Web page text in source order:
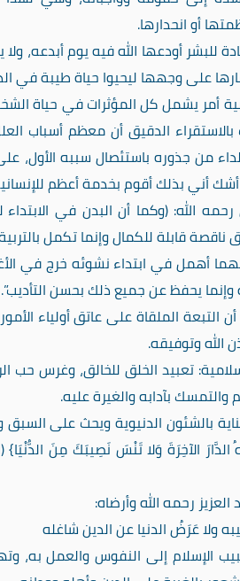
أو انحدارها.
أودعها الله فيه يوم أبدعه،
على وجهها ليحيوا حياة طيبة في
أمر يشمل كل المؤثرات في حياة
بالاستقراء الدقيق أن معظم أسباب
الداء من جذوره باستئصال سببه
أشك أني بذلك أقوم بخدمة أعظم
رحمه الله: (وكما أن البدن في
قابلة للكمال وإنما تكمل
أهمل في ابتداء نشوئه خرج في
يحفظ عن جميع ذلك بحسن التأديب”.
التبعة الملقاة على عاتق أولياء
الله وتوفيقه.
تعبيد الخلق للخالق،
بآدابه والغيرة عليه.
بالشئون الدنيوية ويحث على
رحمه الله وأرضاه:
ولا عَرَضُ الدنيا عن الدين شاغله
الإسلام إلى النفوس والعمل به،